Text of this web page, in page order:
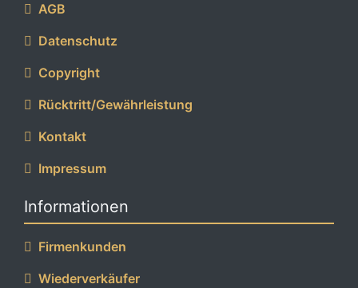
AGB
Datenschutz
Copyright
Rücktritt/Gewährleistung
Kontakt
Impressum
Informationen
Firmenkunden
Wiederverkäufer